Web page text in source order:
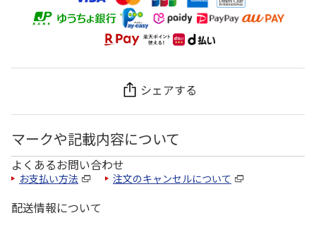
シェアする
マークや記載内容について
よくあるお問い合わせ
お支払い方法 注文のキャンセルについて
配送情報について